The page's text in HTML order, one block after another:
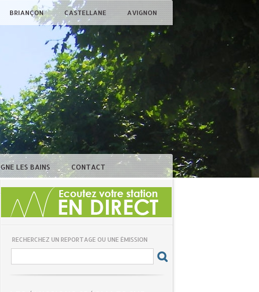
BRIANÇON CASTELLANE AVIGNON
LES BAINS CONTACT
RECHERCHEZ UN REPORTAGE OU UNE ÉMISSION